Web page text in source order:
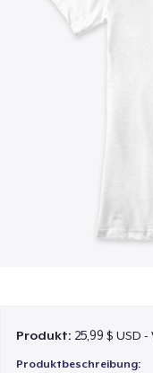
Produkt: 25,99 $ USD
Produktbeschreibung: